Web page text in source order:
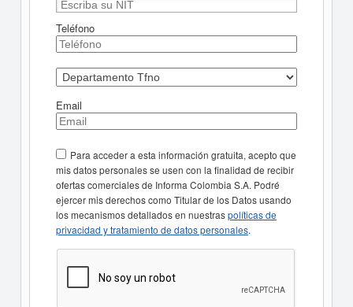
Teléfono
Email
Para acceder a esta información gratuita, acepto que
mis datos personales se usen con la finalidad de recibir
ofertas comerciales de Informa Colombia S.A. Podré
ejercer mis derechos como Titular de los Datos usando
los mecanismos detallados en nuestraspolíticas de
privacidad y tratamiento de datos personales.